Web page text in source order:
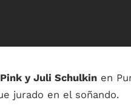
y Juli Schulkin en
jurado en el soñando.